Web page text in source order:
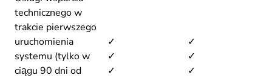
technicznego w
trakcie pierwszego
uruchomienia
systemu (tylko w
ciągu 90 dni od
✓
✓
✓
✓
✓
✓